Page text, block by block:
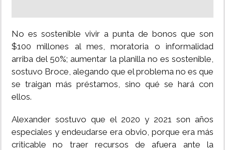
No es sostenible vivir a punta de bonos que son
$100 millones al mes, moratoria o informalidad
arriba del 50%; aumentar la planilla no es sostenible,
sostuvo Broce, alegando que el problema no es que
se traigan más préstamos, sino qué se hará con
ellos.
Alexander sostuvo que el 2020 y 2021 son años
especiales y endeudarse era obvio, porque era más
criticable no traer recursos de afuera ante la